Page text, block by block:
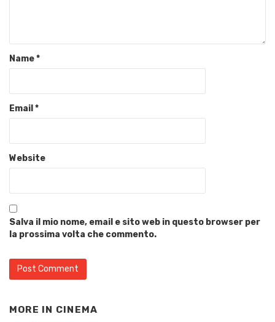
Name*
Email*
Website
Salva il mio nome, email e sito web in questo browser per
la prossima volta che commento.
MORE IN CINEMA